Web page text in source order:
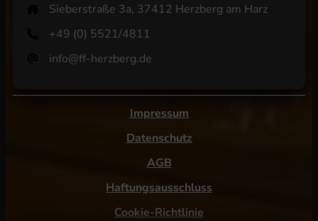
Sieberstraße 3a, 37412 Herzberg am Harz
+49 (0) 5521/4811
info@ff-herzberg.de
Impressum
Datenschutz
AGB
Haftungsausschluss
Cookie-Richtlinie